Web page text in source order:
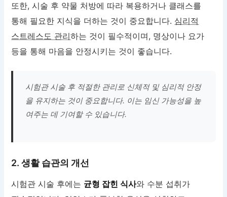
또한, 시술 후 약물 처방에 따라 복용하거나 클래스를
통해 필요한 지식을 더하는 것이 중요합니다. 심리적
스트레스도 관리하는 것이 필수적이며, 명상이나 요가
등을 통해 마음을 안정시키는 것이 좋습니다.
시험관 시술 후 적절한 관리로 신체적 및 심리적 안정
을 유지하는 것이 중요합니다. 이는 임신 가능성을 높
여주는 데 기여할 수 있습니다.
2. 생활 습관의 개선
시험관 시술 후에는 균형 잡힌 식사와 수분 섭취가